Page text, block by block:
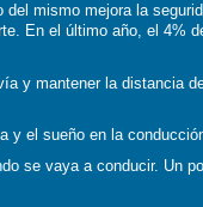
del mismo mejora la
En el último año, el 4%
y mantener la distancia
y el sueño en la
se vaya a conducir. Un